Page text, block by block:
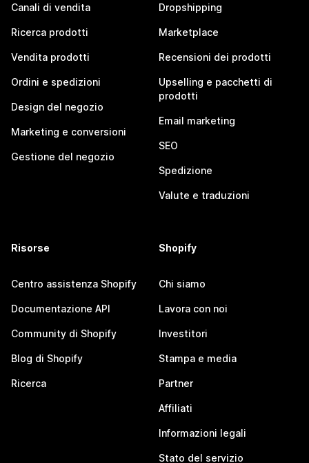
Canali di vendita
Ricerca prodotti
Vendita prodotti
Ordini e spedizioni
Design del negozio
Marketing e conversioni
Gestione del negozio
Dropshipping
Marketplace
Recensioni dei prodotti
Upselling e pacchetti di
prodotti
Email marketing
SEO
Spedizione
Valute e traduzioni
Risorse
Centro assistenza Shopify
Documentazione API
Community di Shopify
Blog di Shopify
Ricerca
Shopify
Chi siamo
Lavora con noi
Investitori
Stampa e media
Partner
Affiliati
Informazioni legali
Stato del servizio